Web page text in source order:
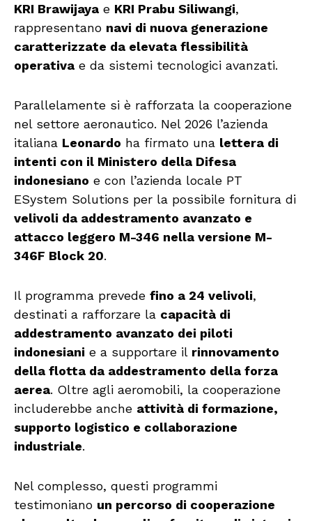
KRI Brawijaya e KRI Prabu Siliwangi,
rappresentano navi di nuova generazione
caratterizzate da elevata flessibilità
operativa e da sistemi tecnologici avanzati.
Parallelamente si è rafforzata la cooperazione
nel settore aeronautico. Nel 2026 l’azienda
italiana Leonardo ha firmato una lettera di
intenti con il Ministero della Difesa
indonesiano e con l’azienda locale PT
ESystem Solutions per la possibile fornitura di
velivoli da addestramento avanzato e
attacco leggero M-346 nella versione M-
346F Block 20.
Il programma prevede fino a 24 velivoli,
destinati a rafforzare la capacità di
addestramento avanzato dei piloti
indonesiani e a supportare il rinnovamento
della flotta da addestramento della forza
aerea. Oltre agli aeromobili, la cooperazione
includerebbe anche attività di formazione,
supporto logistico e collaborazione
industriale.
Nel complesso, questi programmi
testimoniano un percorso di cooperazione